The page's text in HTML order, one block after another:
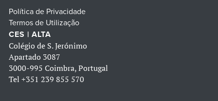
Política de Privacidade
Termos de Utilização
CES | ALTA
Colégio de S. Jerónimo
Apartado 3087
3000-995 Coimbra, Portugal
Tel +351 239 855 570